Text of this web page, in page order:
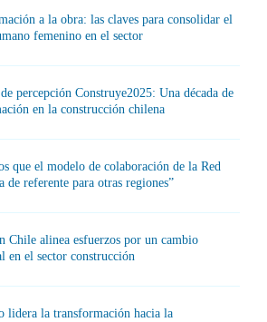
a la obra: las claves para consolidar el
femenino en el sector
percepción Construye2025: Una década de
en la construcción chilena
que el modelo de colaboración de la Red
de referente para otras regiones”
Chile alinea esfuerzos por un cambio
en el sector construcción
lidera la transformación hacia la